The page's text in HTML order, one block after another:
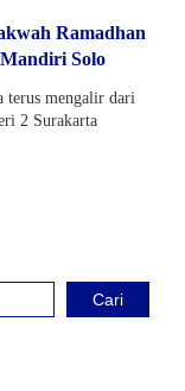
Ramadhan
Solo
terus mengalir dari
2 Surakarta
Cari